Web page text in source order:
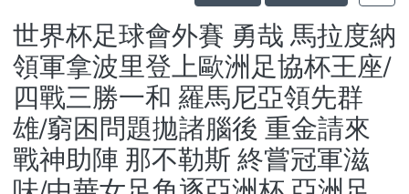
Statistics
世界杯足球會外賽 勇哉 馬拉度納
領軍拿波里登上歐洲足協杯王座/
四戰三勝一和 羅馬尼亞領先群
雄/窮困問題拋諸腦後 重金請來
戰神助陣 那不勒斯 終嘗冠軍滋